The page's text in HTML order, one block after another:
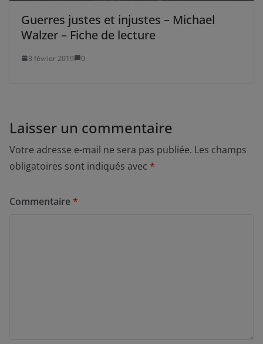
Guerres justes et injustes – Michael
Walzer – Fiche de lecture
3 février 2019 0
Laisser un commentaire
Votre adresse e-mail ne sera pas publiée. Les champs
obligatoires sont indiqués avec *
Commentaire*